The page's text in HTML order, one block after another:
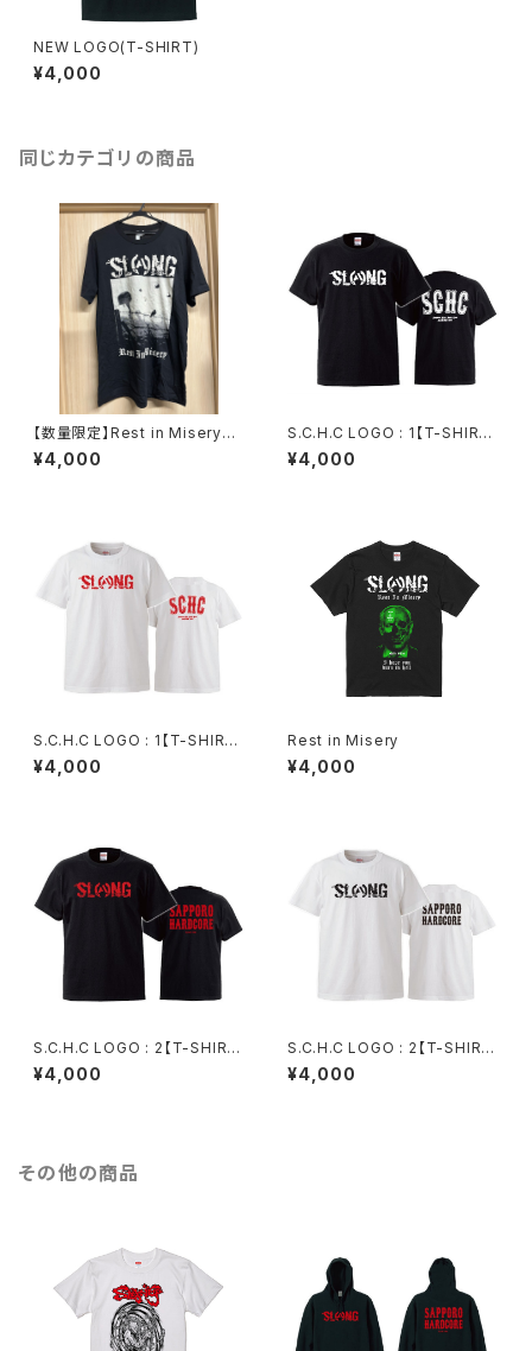
NEW LOGO(T-SHIRT)
¥4,000
同じカテゴリの商品
【数量限定】Rest in Misery海
外版T-SHIRT
¥4,000
S.C.H.C LOGO : 1【T-SHIRT
: 黒ボディ】
¥4,000
S.C.H.C LOGO : 1【T-SHIRT
: 白ボディ】
¥4,000
Rest in Misery
¥4,000
S.C.H.C LOGO : 2【T-SHIRT
: 黒ボディ】
¥4,000
S.C.H.C LOGO : 2【T-SHIRT
: 白ボディ】
¥4,000
その他の商品